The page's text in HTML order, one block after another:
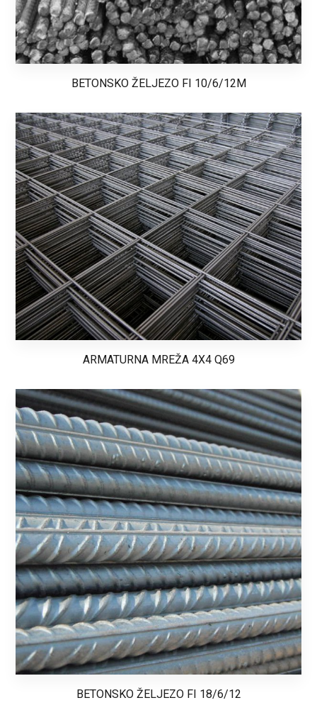
BETONSKO ŽELJEZO FI 10/6/12M
ARMATURNA MREŽA 4X4 Q69
BETONSKO ŽELJEZO FI 18/6/12